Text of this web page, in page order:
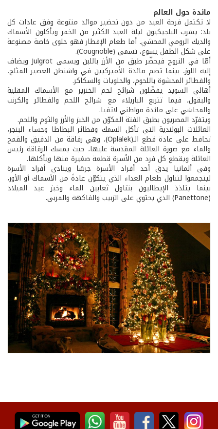
مائدة حول العالم
لا تكتمل فرحة العيد من دون تحضير موائد متنوعة وفق عادات كل
بلد: يشرب البلجيكيون ليلة العيد الكثير من الخمر ويأكلون الأسماك
والديك الرومي المحشي. أما طعام الإفطار فهو حلوى خاصة مصنوعة
على شكل الطفل يسوع، تسمى (Cougnoble).
أمّا في النروج فيحضّر طبق من الأرز باللبن ويسمى Julgrot ويضاف
إليه اللوز، بينما تضم مائدة الأميركيين في واشنطن العصير المثلج،
والفطائر المحشوة باللحوم، والحلويات والسكاكر.
أهالي السويد يفضّلون شرائح لحم الخنزير مع الأسماك المقلية
والبقول، فيما تتربع البازيلاء مع شرائح اللحم والفطائر والكرنب
والمحاشي على مائدة مواطني لاتفيا.
ويتفرّد المصريون بطبق الفتة المكوّن من الخبز والأرز والثوم واللحم.
العائلات البولندية التي تأكل السمك وفطائر البطاطا وحساء البنجر،
تحافط على عادة قطع الـ(Oplalek)، وهي رقاقة من الدقيق والقمح
والماء مع صورة العائلة المقدسة عليها، حيث يمسك الرقاقة رئيس
العائلة ويقطع كل فرد من الأسرة قطعة صغيرة منها ويأكلها.
وفي ألمانيا يدق أحد أفراد الأسرة جرسًا وينادي أفراد الأسرة
ليتجمعوا لتناول طعام الغداء الذي يتكوّن عادةً من الأسماك أو الأوز،
بينما يتلذذ الإيطاليون بتناول ثعابين الماء وخبز عيد الميلاد
(Panettone) الذي يحتوي على الزبيب والفاكهة والمربى.